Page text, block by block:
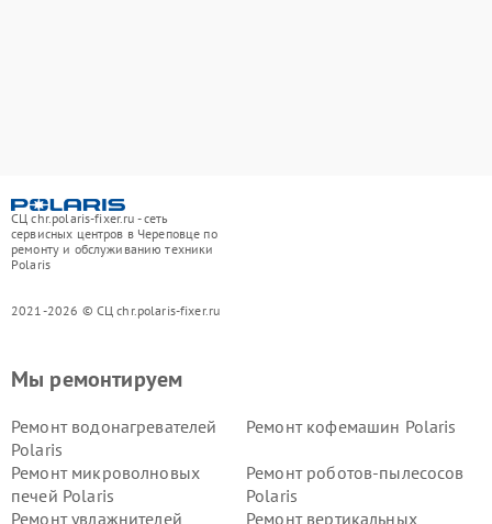
СЦ chr.polaris-fixer.ru - сеть
сервисных центров в Череповце по
ремонту и обслуживанию техники
Polaris
2021-2026 © СЦ chr.polaris-fixer.ru
Мы ремонтируем
Ремонт водонагревателей
Polaris
Ремонт кофемашин Polaris
Ремонт микроволновых
печей Polaris
Ремонт роботов-пылесосов
Polaris
Ремонт увлажнителей
Ремонт вертикальных